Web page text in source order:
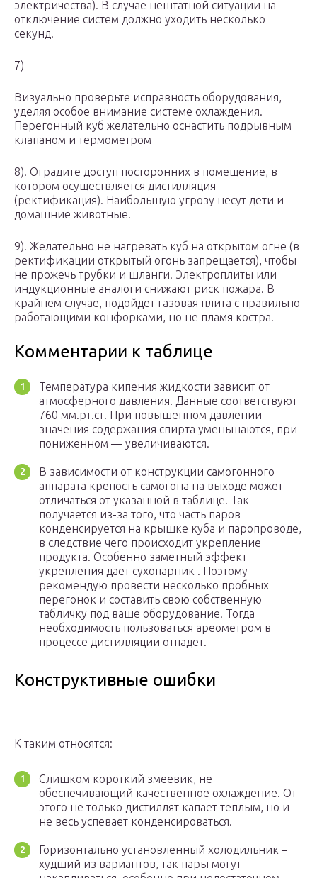
электричества). В случае нештатной ситуации на
отключение систем должно уходить несколько
секунд.
7)
Визуально проверьте исправность оборудования,
уделяя особое внимание системе охлаждения.
Перегонный куб желательно оснастить подрывным
клапаном и термометром
8). Оградите доступ посторонних в помещение, в
котором осуществляется дистилляция
(ректификация). Наибольшую угрозу несут дети и
домашние животные.
9). Желательно не нагревать куб на открытом огне (в
ректификации открытый огонь запрещается), чтобы
не прожечь трубки и шланги. Электроплиты или
индукционные аналоги снижают риск пожара. В
крайнем случае, подойдет газовая плита с правильно
работающими конфорками, но не пламя костра.
Комментарии к таблице
Температура кипения жидкости зависит от
атмосферного давления. Данные соответствуют
760 мм.рт.ст. При повышенном давлении
значения содержания спирта уменьшаются, при
пониженном — увеличиваются.
В зависимости от конструкции самогонного
аппарата крепость самогона на выходе может
отличаться от указанной в таблице. Так
получается из-за того, что часть паров
конденсируется на крышке куба и паропроводе,
в следствие чего происходит укрепление
продукта. Особенно заметный эффект
укрепления дает сухопарник . Поэтому
рекомендую провести несколько пробных
перегонок и составить свою собственную
табличку под ваше оборудование. Тогда
необходимость пользоваться ареометром в
процессе дистилляции отпадет.
Конструктивные ошибки
К таким относятся:
Слишком короткий змеевик, не
обеспечивающий качественное охлаждение. От
этого не только дистиллят капает теплым, но и
не весь успевает конденсироваться.
Горизонтально установленный холодильник –
худший из вариантов, так пары могут